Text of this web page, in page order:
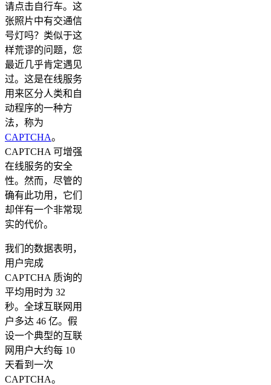
请点击自行车。这
张照片中有交通信
号灯吗？类似于这
样荒谬的问题，您
最近几乎肯定遇见
过。这是在线服务
用来区分人类和自
动程序的一种方
法，称为
CAPTCHA。
CAPTCHA 可增强
在线服务的安全
性。然而，尽管的
确有此功用，它们
却伴有一个非常现
实的代价。
我们的数据表明，
用户完成
CAPTCHA 质询的
平均用时为 32
秒。全球互联网用
户多达 46 亿。假
设一个典型的互联
网用户大约每 10
天看到一次
CAPTCHA。